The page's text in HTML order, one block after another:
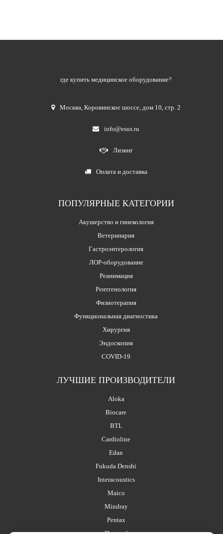
где купить медицинское оборудование?
Москва,Коровинское шоссе, дом 10, стр. 2
info@esus.ru
Лизинг
Оплата и доставка
ПОПУЛЯРНЫЕ КАТЕГОРИИ
Акушерство и гинекология
Ветеринария
Гастроэнтерология
ЛОР-оборудование
Реанимация
Рентгенология
Физиотерапия
Функциональная диагностика
Хирургия
Эндоскопия
COVID-19
ЛУЧШИЕ ПРОИЗВОДИТЕЛИ
Aloka
Biocare
BTL
Cardioline
Edan
Fukuda Denshi
Interacoustics
Maico
Mindray
Pentax